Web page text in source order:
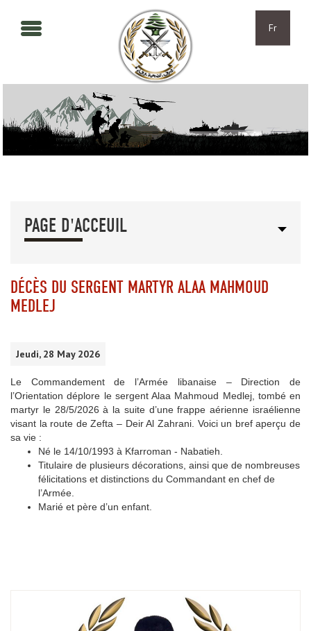
Fr
PAGE D'ACCEUIL
DÉCÈS DU SERGENT MARTYR ALAA MAHMOUD
MEDLEJ
Jeudi, 28 May 2026
Le Commandement de l’Armée libanaise – Direction de
l’Orientation déplore le sergent Alaa Mahmoud Medlej, tombé en
martyr le 28/5/2026 à la suite d’une frappe aérienne israélienne
visant la route de Zefta – Deir Al Zahrani. Voici un bref aperçu de
sa vie :
Né le 14/10/1993 à Kfarroman - Nabatieh.
Titulaire de plusieurs décorations, ainsi que de nombreuses
félicitations et distinctions du Commandant en chef de
l’Armée.
Marié et père d’un enfant.